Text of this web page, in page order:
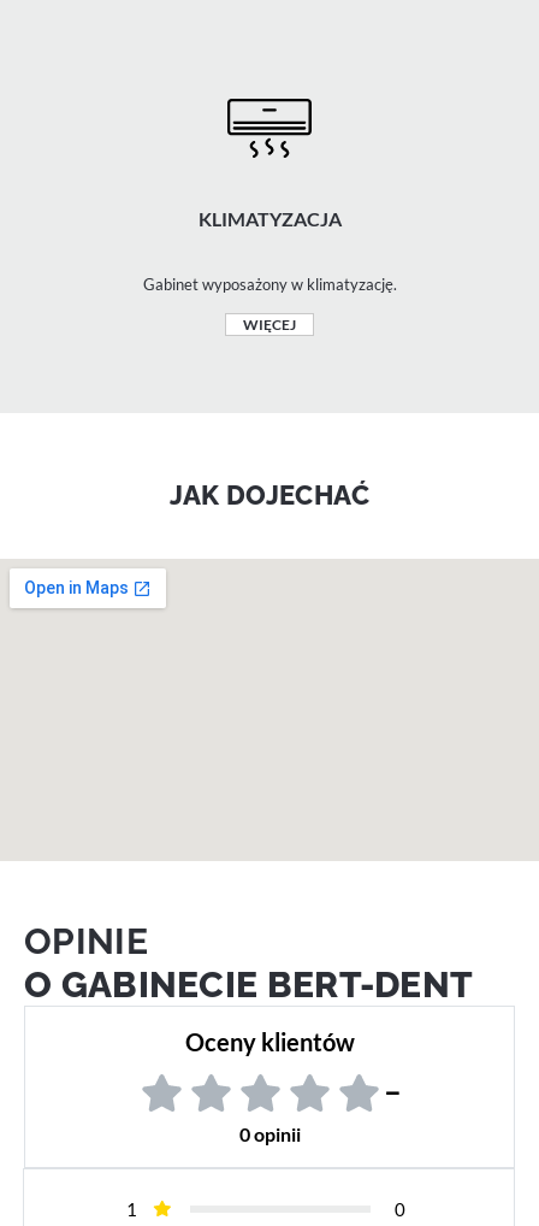
KLIMATYZACJA
Gabinet wyposażony w klimatyzację.
WIĘCEJ
JAK DOJECHAĆ
OPINIE
O GABINECIE BERT-DENT
Oceny klientów
–
0 opinii
1
0